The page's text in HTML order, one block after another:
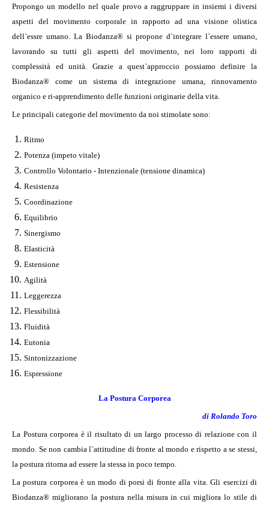
Propongo un modello nel quale provo a raggruppare in insiemi i diversi
aspetti del movimento corporale in rapporto ad una visione olistica
dell`essre umano. La Biodanza® si propone d`integrare l`essere umano,
lavorando su tutti gli aspetti del movimento, nei loro rapporti di
complessità ed unità. Grazie a quest`approccio possiamo definire la
Biodanza® come un sistema di integrazione umana, rinnovamento
organico e ri-apprendimento delle funzioni originarie della vita.
Le principali categorie del movimento da noi stimolate sono:
Ritmo
Potenza (impeto vitale)
Controllo Volontario - Intenzionale (tensione dinamica)
Resistenza
Coordinazione
Equilibrio
Sinergismo
Elasticità
Estensione
Agilità
Leggerezza
Flessibilità
Fluidità
Eutonia
Sintonizzazione
Espressione
La Postura Corporea
di Rolando Toro
La Postura corporea è il risultato di un largo processo di relazione con il
mondo. Se non cambia l`attitudine di fronte al mondo e rispetto a se stessi,
la postura ritorna ad essere la stessa in poco tempo.
La postura corporea è un modo di porsi di fronte alla vita. Gli esercizi di
Biodanza® migliorano la postura nella misura in cui migliora lo stile di